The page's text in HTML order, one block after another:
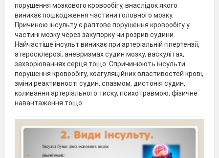
порушення мозкового кровообігу, внаслідок якого
виникає пошкодження частини головного мозку.
Причиною інсульту є раптове порушення кровообігу у
частині мозку через закупорку чи розрив судини.
Найчастіше інсульт виникає при артеріальній гіпертензії,
атеросклерозі, аневризмах судин мозку, васкулітах,
захворюваннях серця тощо. Спричинюють інсульти
порушення кровообігу, коагуляційних властивостей крові,
зміни реактивності судин, спазмом, дистонія судин,
коливання артеріального тиску, психотравмою, фізичне
навантаження тощо.